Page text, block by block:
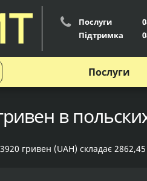
Послуги
Підтримка
Послуги
в
гривен (UAH) складає